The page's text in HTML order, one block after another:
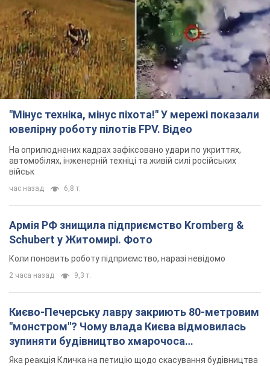
"Мінус техніка, мінус піхота!" У мережі показали
ювелірну роботу пілотів FPV. Відео
На оприлюднених кадрах зафіксовано удари по укриттях,
автомобілях, інженерній техніці та живій силі російських
військ
час назад 6,8 т.
Армія РФ знищила підприємство Kromberg &
Schubert у Житомирі. Фото
Коли поновить роботу підприємство, наразі невідомо
2 часа назад 9,3 т.
Києво-Печерську лавру закриють 80-метровим
"монстром"? Чому влада Києва відмовилась
зупиняти будівництво хмарочоса
"московського вірянина"
Яка реакція Кличка на петицію щодо скасування будівництва